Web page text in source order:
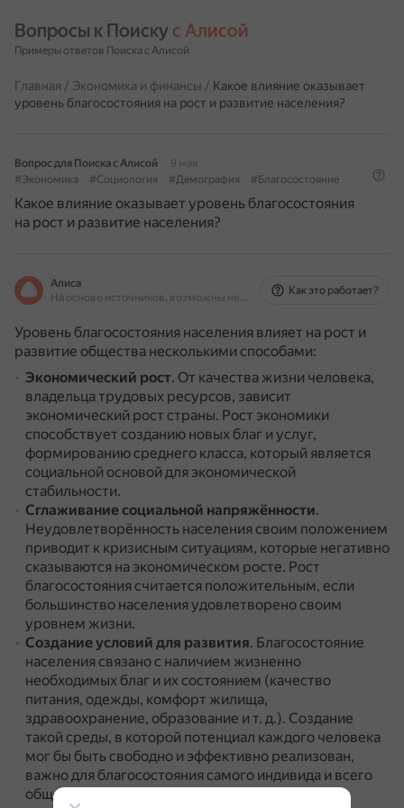
Вопросы к Поиску с Алисой
Примеры ответов Поиска с Алисой
Главная / Экономика и финансы / Какое влияние оказывает
уровень благосостояния на рост и развитие населения?
Вопрос для Поиска с Алисой
9 мая
#Экономика
#Социология #Демография #Благосостояние
Какое влияние оказывает уровень благосостояния
на рост и развитие населения?
Алиса
На основе источников, возможны неточности
Как это работает?
Уровень благосостояния населения влияет на рост и
развитие общества несколькими способами:
Экономический рост. От качества жизни человека,
владельца трудовых ресурсов, зависит
экономический рост страны. Рост экономики
способствует созданию новых благ и услуг,
формированию среднего класса, который является
социальной основой для экономической
стабильности.
Сглаживание социальной напряжённости.
Неудовлетворённость населения своим положением
приводит к кризисным ситуациям, которые негативно
сказываются на экономическом росте. Рост
благосостояния считается положительным, если
большинство населения удовлетворено своим
уровнем жизни.
Создание условий для развития. Благосостояние
населения связано с наличием жизненно
необходимых благ и их состоянием (качество
питания, одежды, комфорт жилища,
здравоохранение, образование и т. д.). Создание
такой среды, в которой потенциал каждого человека
мог бы быть свободно и эффективно реализован,
важно для благосостояния самого индивида и всего
общества.